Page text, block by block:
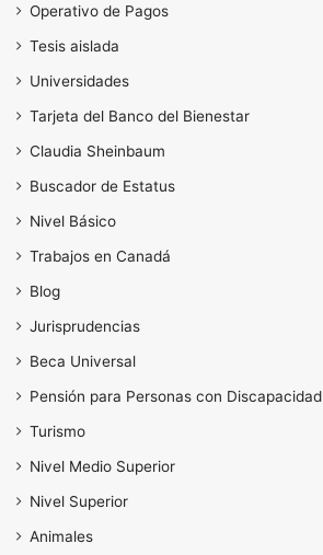
Operativo de Pagos
Tesis aislada
Universidades
Tarjeta del Banco del Bienestar
Claudia Sheinbaum
Buscador de Estatus
Nivel Básico
Trabajos en Canadá
Blog
Jurisprudencias
Beca Universal
Pensión para Personas con Discapacidad
Turismo
Nivel Medio Superior
Nivel Superior
Animales